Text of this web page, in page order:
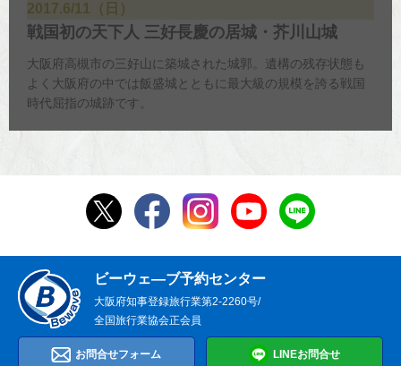
2017.6/11（日）
戦国初の天下人 三好長慶の居城・芥川山城
大阪府高槻市の三好山に築城された城郭。遺構の残存状態も
よく大阪府の中では飯盛城とともに最大級の規模を誇る戦国
時代屈指の城跡です。
お問合せフォーム LINEお問合せ
ビーウェ―ブ予約センター
大阪府知事登録旅行業第2-2260号/
全国旅行業協会正会員